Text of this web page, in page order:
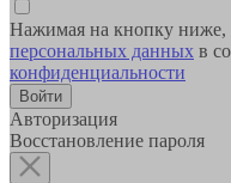
Нажимая на кнопку ниже,
персональных данных в
конфиденциальности
Авторизация
Восстановление пароля